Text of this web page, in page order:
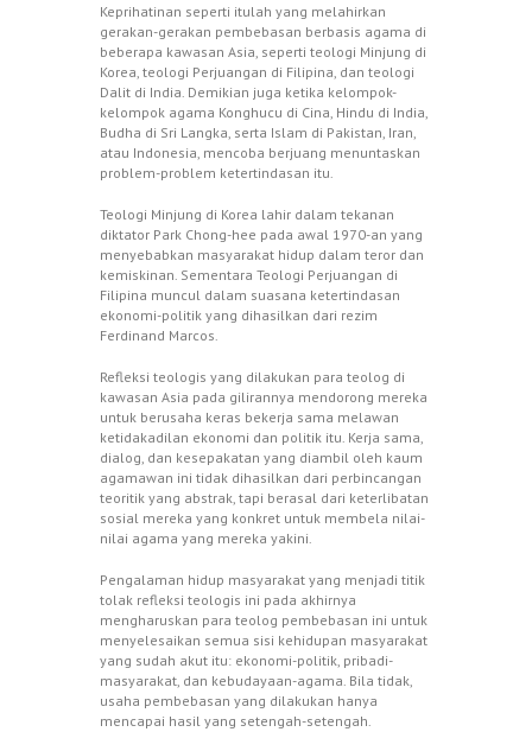
Keprihatinan seperti itulah yang melahirkan
gerakan-gerakan pembebasan berbasis agama di
beberapa kawasan Asia, seperti teologi Minjung di
Korea, teologi Perjuangan di Filipina, dan teologi
Dalit di India. Demikian juga ketika kelompok-
kelompok agama Konghucu di Cina, Hindu di India,
Budha di Sri Langka, serta Islam di Pakistan, Iran,
atau Indonesia, mencoba berjuang menuntaskan
problem-problem ketertindasan itu.
Teologi Minjung di Korea lahir dalam tekanan
diktator Park Chong-hee pada awal 1970-an yang
menyebabkan masyarakat hidup dalam teror dan
kemiskinan. Sementara Teologi Perjuangan di
Filipina muncul dalam suasana ketertindasan
ekonomi-politik yang dihasilkan dari rezim
Ferdinand Marcos.
Refleksi teologis yang dilakukan para teolog di
kawasan Asia pada gilirannya mendorong mereka
untuk berusaha keras bekerja sama melawan
ketidakadilan ekonomi dan politik itu. Kerja sama,
dialog, dan kesepakatan yang diambil oleh kaum
agamawan ini tidak dihasilkan dari perbincangan
teoritik yang abstrak, tapi berasal dari keterlibatan
sosial mereka yang konkret untuk membela nilai-
nilai agama yang mereka yakini.
Pengalaman hidup masyarakat yang menjadi titik
tolak refleksi teologis ini pada akhirnya
mengharuskan para teolog pembebasan ini untuk
menyelesaikan semua sisi kehidupan masyarakat
yang sudah akut itu: ekonomi-politik, pribadi-
masyarakat, dan kebudayaan-agama. Bila tidak,
usaha pembebasan yang dilakukan hanya
mencapai hasil yang setengah-setengah.